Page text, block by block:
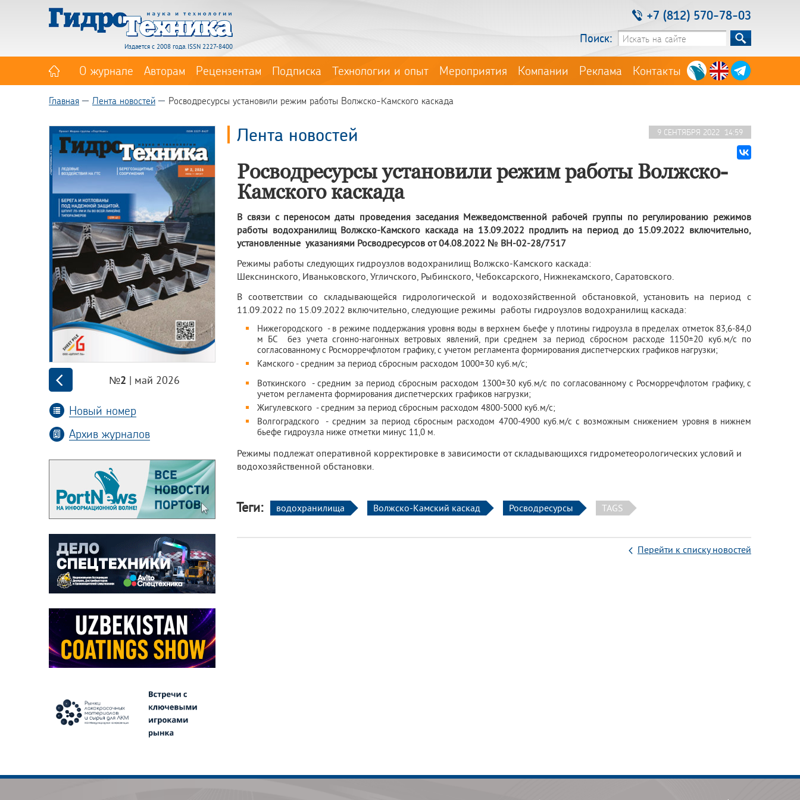
Издается с 2008 года. ISSN 2227-8400
+7 (812) 570-78-03
Поиск:
О журнале Авторам Рецензентам Подписка Технологии и опыт Мероприятия Компании Реклама Контакты
Главная Лента новостей Росводресурсы установили режим работы Волжско-Камского каскада
№2 | май 2026
Новый номер
Архив журналов
9 СЕНТЯБРЯ 2022 14:59
Лента новостей
Росводресурсы установили режим работы Волжско-
Камского каскада
В связи с переносом даты проведения заседания Межведомственной рабочей группы по регулированию режимов
работы водохранилищ Волжско-Камского каскада на 13.09.2022 продлить на период до 15.09.2022 включительно,
установленные указаниями Росводресурсов от 04.08.2022 № ВН-02-28/7517
Режимы работы следующих гидроузлов водохранилищ Волжско-Камского каскада:
Шекснинского, Иваньковского, Угличского, Рыбинского, Чебоксарского, Нижнекамского, Саратовского.
В соответствии со складывающейся гидрологической и водохозяйственной обстановкой, установить на период с
11.09.2022 по 15.09.2022 включительно, следующие режимы работы гидроузлов водохранилищ каскада:
Нижегородского - в режиме поддержания уровня воды в верхнем бьефе у плотины гидроузла в пределах отметок 83,6-84,0
м БС без учета сгонно-нагонных ветровых явлений, при среднем за период сбросном расходе 1150±20 куб.м/с по
согласованному с Росморречфлотом графику, с учетом регламента формирования диспетчерских графиков нагрузки;
Камского - средним за период сбросным расходом 1000±30 куб.м/с;
Воткинского - средним за период сбросным расходом 1300±30 куб.м/с по согласованному с Росморречфлотом графику, с
учетом регламента формирования диспетчерских графиков нагрузки;
Жигулевского - средним за период сбросным расходом 4800-5000 куб.м/с;
Волгоградского - средним за период сбросным расходом 4700-4900 куб.м/с с возможным снижением уровня в нижнем
бьефе гидроузла ниже отметки минус 11,0 м.
Режимы подлежат оперативной корректировке в зависимости от складывающихся гидрометеорологических условий и
водохозяйственной обстановки.
Теги: водохранилища Волжско-Камский каскад Росводресурсы TAGS
Перейти к списку новостей